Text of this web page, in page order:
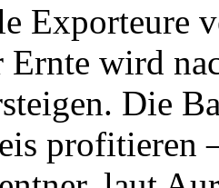
Exporteure
Ernte wird
Die
profitieren